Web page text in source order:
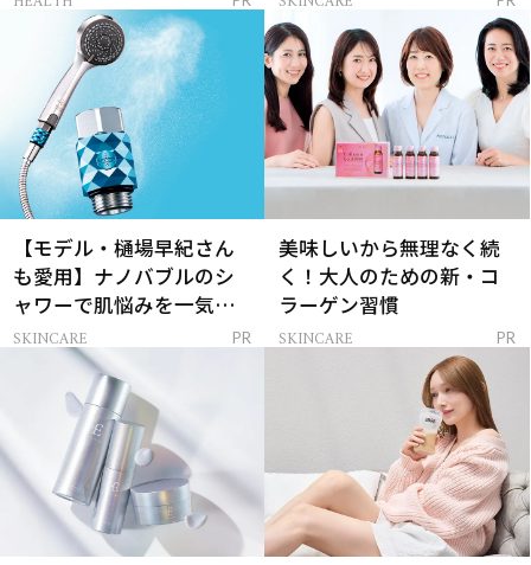
【モデル・樋場早紀さん
も愛用】ナノバブルのシ
ャワーで肌悩みを一気に
解決
SKINCARE PR
美味しいから無理なく続
く！大人のための新・コ
ラーゲン習慣
SKINCARE PR